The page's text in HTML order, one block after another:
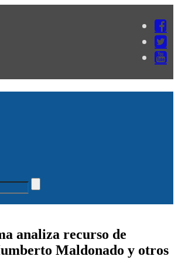
analiza recurso de
Maldonado y otros